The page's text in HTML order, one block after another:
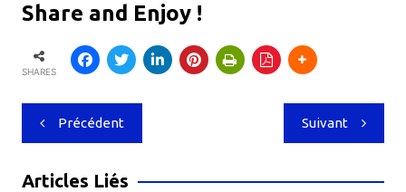
Share and Enjoy !
SHARES
Navigation
de
l’article
Précédent Suivant
Articles Liés